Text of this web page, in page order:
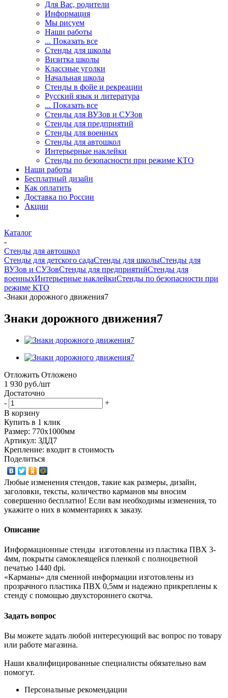
Для Вас, родители
Информация
Мы рисуем
Наши работы
... Показать все
Стенды для школы
Визитка школы
Классные уголки
Начальная школа
Стенды в фойе и рекреации
Русский язык и литература
... Показать все
Стенды для ВУЗов и СУЗов
Стенды для предприятий
Стенды для военных
Стенды для автошкол
Интерьерные наклейки
Стенды по безопасности при режиме КТО
Наши работы
Бесплатный дизайн
Как оплатить
Доставка по России
Акции
Каталог
-
Стенды для автошкол
Стенды для детского садаСтенды для школыСтенды для
ВУЗов и СУЗовСтенды для предприятийСтенды для
военныхИнтерьерные наклейкиСтенды по безопасности при
режиме КТО
-Знаки дорожного движения7
Знаки дорожного движения7
Отложить Отложено
1 930 руб./шт
Достаточно
-
+
В корзину
Купить в 1 клик
Размер: 770х1000мм
Артикул: ЗДД7
Крепление: входит в стоимость
Поделиться
Любые изменения стендов, такие как размеры, дизайн,
заголовки, тексты, количество карманов мы вносим
совершенно бесплатно! Если вам необходимы изменения, то
укажите о них в комментариях к заказу.
Описание
Информационные стенды изготовлены из пластика ПВХ 3-
4мм, покрыты самоклеящейся пленкой с полноцветной
печатью 1440 dpi.
«Карманы» для сменной информации изготовлены из
прозрачного пластика ПВХ 0,5мм и надежно прикреплены к
стенду с помощью двухстороннего скотча.
Задать вопрос
Вы можете задать любой интересующий вас вопрос по товару
или работе магазина.
Наши квалифицированные специалисты обязательно вам
помогут.
Персональные рекомендации